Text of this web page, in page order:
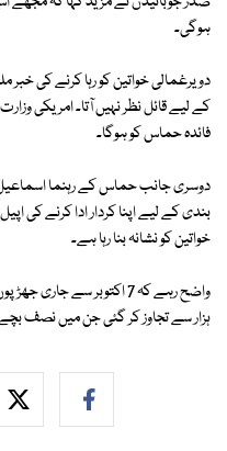
ہوگی۔
دو یرغمالی خواتین کو رہا کرنے کی
کے لیے قائل نظر نہیں آتا۔ امریکی
فائدہ حماس کو ہوگا۔
دوسری جانب حماس کے رہنما
بندی کے لیے اپنا کردار ادا کرنے کی
خواتین کو نشانہ بنا رہا ہے۔
ہزار سے تجاوز کر گئی جن میں نصف بچے ہیں جب کہ 1400